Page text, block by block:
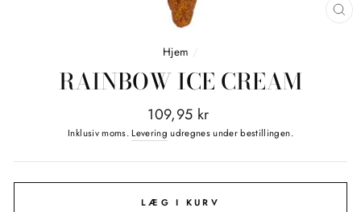
Hjem /
RAINBOW ICE CREAM
Normalpris
109,95 kr
Inklusiv moms. Levering udregnes under bestillingen.
LÆG I KURV